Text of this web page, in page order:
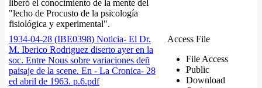
liberó el conocimiento de la mente del
"lecho de Procusto de la psicología
fisiológica y experimental".
1934-04-28 (IBE0398) Noticia- El Dr.
M. Iberico Rodriguez diserto ayer en la
soc. Entre Nous sobre variaciones deñ
paisaje de la scene. En - La Cronica- 28
ed abril de 1963. p.6.pdf
Access File
File Access
Public
Download